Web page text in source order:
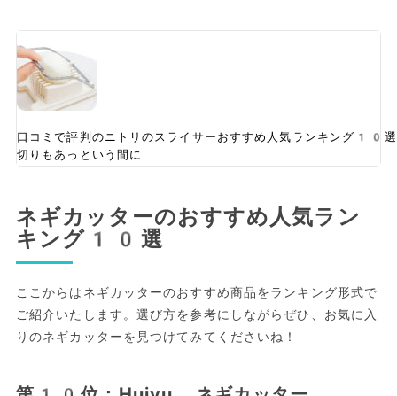
口コミで評判のニトリのスライサーおすすめ人気ランキング10
切りもあっという間に
ネギカッターのおすすめ人気ラン
キング10選
ここからはネギカッターのおすすめ商品をランキング形式で
ご紹介いたします。選び方を参考にしながらぜひ、お気に入
りのネギカッターを見つけてみてくださいね！